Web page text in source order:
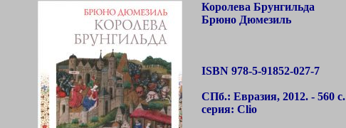
Королева Брунгильда
Брюно Дюмезиль
ISBN 978-5-91852-027-7
СПб.: Евразия, 2012. - 560 с.
серия: Clio